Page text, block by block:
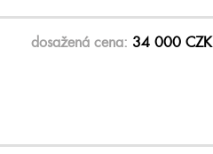
dosažená cena: 34 000 CZK